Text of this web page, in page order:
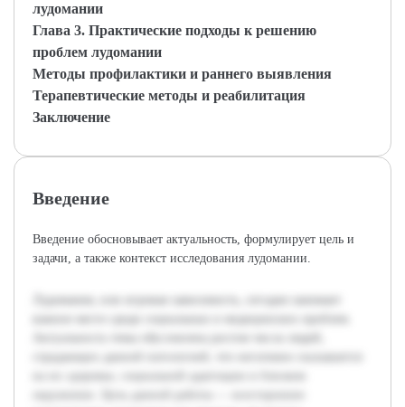
лудомании
Глава 3. Практические подходы к решению
проблем лудомании
Методы профилактики и раннего выявления
Терапевтические методы и реабилитация
Заключение
Введение
Введение обосновывает актуальность, формулирует цель и
задачи, а также контекст исследования лудомании.